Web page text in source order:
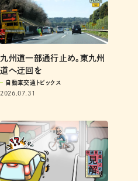
九州道一部通行止め。東九州
道へ迂回を
自動車交通トピックス